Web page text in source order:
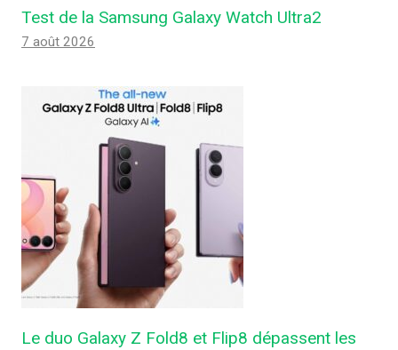
Test de la Samsung Galaxy Watch Ultra2
7 août 2026
Le duo Galaxy Z Fold8 et Flip8 dépassent les